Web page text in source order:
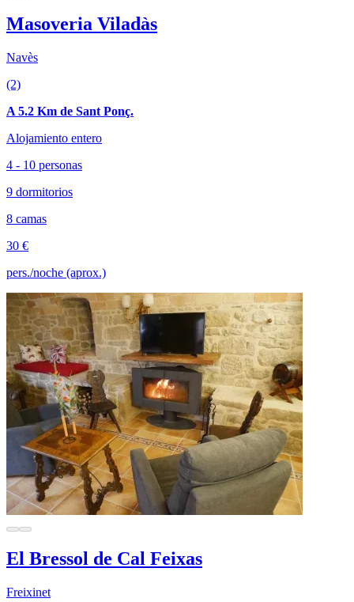
Masoveria Viladàs
Navès
(2)
A 5.2 Km de Sant Ponç.
Alojamiento entero
4 - 10 personas
9 dormitorios
8 camas
30 €
pers./noche (aprox.)
El Bressol de Cal Feixas
Freixinet